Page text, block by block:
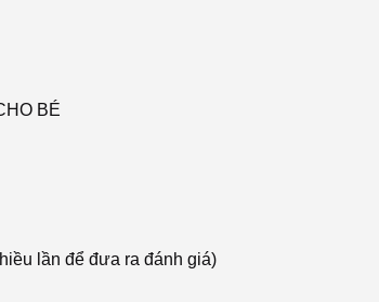
BÉ
lần để đưa ra đánh giá)